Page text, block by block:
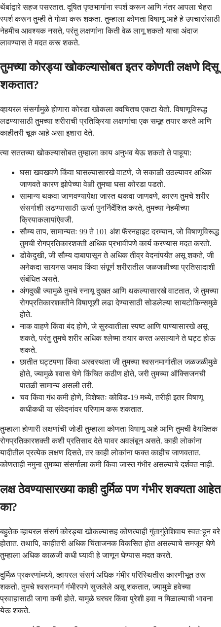
थेंबांद्वारे सहज पसरतात. दूषित पृष्ठभागांना स्पर्श करून आणि नंतर आपला चेहरा
स्पर्श करून तुम्ही ते गोळा करू शकता. तुम्हाला कोणता विषाणू आहे हे उपचारांसाठी
नेहमीच आवश्यक नसते, परंतु लक्षणांना किती वेळ लागू शकतो याचा अंदाज
लावण्यास ते मदत करू शकते.
तुमच्या कोरड्या खोकल्यासोबत इतर कोणती लक्षणे दिसू
शकतात?
व्हायरल संसर्गामुळे होणारा कोरडा खोकला क्वचितच एकटा येतो. विषाणूविरूद्ध
लढण्यासाठी तुमच्या शरीराची प्रतिक्रिया लक्षणांचा एक समूह तयार करते आणि
काहीतरी चूक आहे असा इशारा देते.
त्या सततच्या खोकल्यासोबत तुम्हाला काय अनुभव येऊ शकतो ते पाहूया:
घसा खवखवणे किंवा घासल्यासारखे वाटणे, जे सकाळी उठल्यावर अधिक
जाणवते कारण झोपेच्या वेळी तुमचा घसा कोरडा पडतो.
सामान्य थकवा जाणवण्यापेक्षा जास्त थकवा जाणवणे, कारण तुमचे शरीर
संसर्गाशी लढण्यासाठी ऊर्जा पुनर्निर्देशित करते, तुमच्या नेहमीच्या
क्रियाकलापांऐवजी.
सौम्य ताप, सामान्यतः 99 ते 101 अंश फॅरनहाइट दरम्यान, जो विषाणूविरूद्ध
तुमची रोगप्रतिकारशक्ती अधिक प्रभावीपणे कार्य करण्यास मदत करतो.
डोकेदुखी, जी सौम्य दाबापासून ते अधिक तीव्र वेदनांपर्यंत असू शकते, जी
अनेकदा सायनस जमाव किंवा संपूर्ण शरीरातील जळजळीच्या प्रतिसादाशी
संबंधित असते.
अंगदुखी ज्यामुळे तुमचे स्नायू दुखत आणि थकल्यासारखे वाटतात, जे तुमच्या
रोगप्रतिकारशक्तीने विषाणूशी लढा देण्यासाठी सोडलेल्या सायटोकिन्समुळे
होते.
नाक वाहणे किंवा बंद होणे, जे सुरुवातीला स्पष्ट आणि पाण्यासारखे असू
शकते, परंतु तुमचे शरीर अधिक श्लेष्मा तयार करत असल्याने ते घट्ट होऊ
शकते.
छातीत घट्टपणा किंवा अस्वस्थता जी तुमच्या श्वसनमार्गातील जळजळीमुळे
होते, ज्यामुळे श्वास घेणे किंचित कठीण होते, जरी तुमच्या ऑक्सिजनची
पातळी सामान्य असली तरी.
चव किंवा गंध कमी होणे, विशेषतः कोविड-19 मध्ये, तरीही इतर विषाणू
कधीकधी या संवेदनांवर परिणाम करू शकतात.
तुम्हाला होणारी लक्षणांची जोडी तुम्हाला कोणता विषाणू आहे आणि तुमची वैयक्तिक
रोगप्रतिकारशक्ती कशी प्रतिसाद देते यावर अवलंबून असते. काही लोकांना
यादीतील प्रत्येक लक्षण दिसते, तर काही लोकांना फक्त काहीच जाणवतात.
कोणताही नमुना तुमच्या संसर्गाला कमी किंवा जास्त गंभीर असल्याचे दर्शवत नाही.
लक्ष ठेवण्यासारख्या काही दुर्मिळ पण गंभीर शक्यता आहेत
का?
बहुतेक व्हायरल संसर्ग कोरड्या खोकल्यासह कोणत्याही गुंतागुंतेशिवाय स्वतःहून बरे
होतात. तथापि, काहीतरी अधिक चिंताजनक विकसित होत असल्याचे समजून घेणे
तुम्हाला अधिक काळजी कधी घ्यावी हे जाणून घेण्यास मदत करते.
दुर्मिळ प्रकरणांमध्ये, व्हायरल संसर्ग अधिक गंभीर परिस्थितीस कारणीभूत ठरू
शकतो. तुमचे श्वसनमार्ग गंभीरपणे सुजलेले असू शकतात, ज्यामुळे हवेच्या
प्रवाहासाठी जागा कमी होते. यामुळे घरघर किंवा पुरेशी हवा न मिळाल्याची भावना
येऊ शकते.